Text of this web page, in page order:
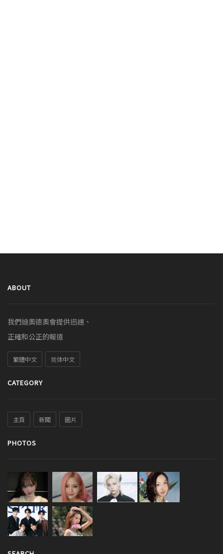
ABOUT
我們迪奧德奧會提供迅速、
正確和公正的報道
繁體中文 简体中文
CATEGORY
主頁 新聞 圖片
PHOTOS